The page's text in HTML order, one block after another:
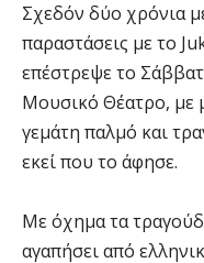
Σχεδόν δύο χρόνια
παραστάσεις με το
επέστρεψε το
Μουσικό Θέατρο, με
γεμάτη παλμό και
εκεί που το άφησε.
Με όχημα τα
αγαπήσει από